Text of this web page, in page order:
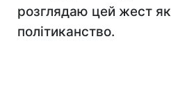
розглядаю цей жест як
політиканство.